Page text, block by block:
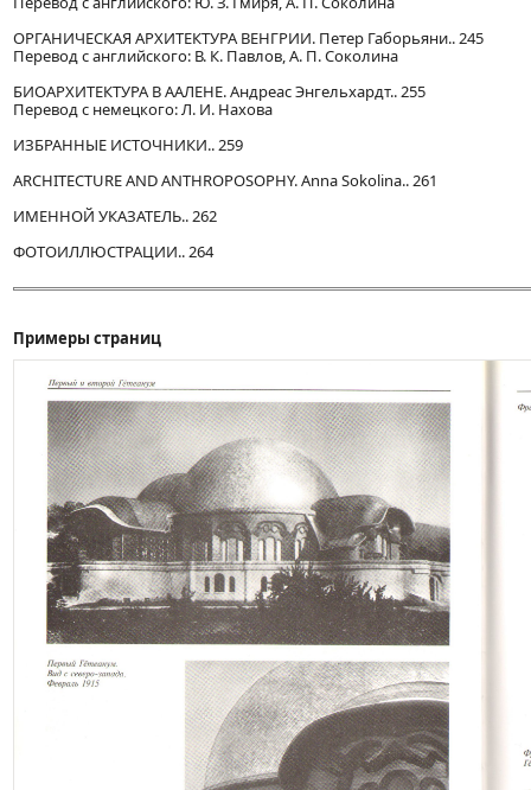
ОРГАНИЧЕСКАЯ АРХИТЕКТУРА ВЕНГРИИ. Петер Габорьяни.. 245
Перевод с английского: В. К. Павлов, А. П. Соколина
БИОАРХИТЕКТУРА В ААЛЕНЕ. Андреас Энгельхардт.. 255
Перевод с немецкого: Л. И. Нахова
ИЗБРАННЫЕ ИСТОЧНИКИ.. 259
ARCHITECTURE AND ANTHROPOSOPHY. Anna Sokolina.. 261
ИМЕННОЙ УКАЗАТЕЛЬ.. 262
ФОТОИЛЛЮСТРАЦИИ.. 264
Примеры страниц